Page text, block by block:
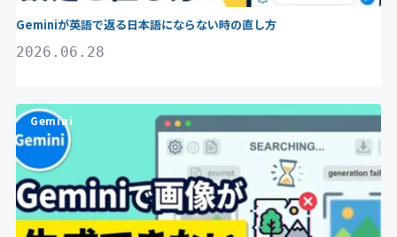
Geminiが英語で返る日本語にならない時の直し方
2026.06.28
Gemini